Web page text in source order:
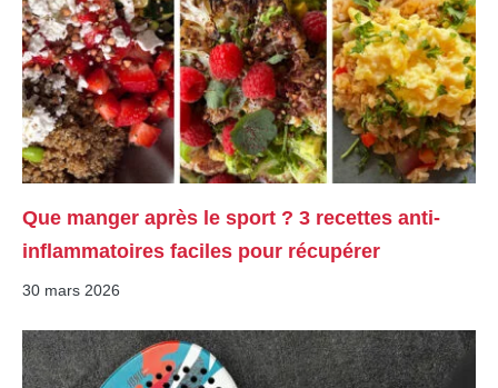
Que manger après le sport ? 3 recettes anti-
inflammatoires faciles pour récupérer
30 mars 2026